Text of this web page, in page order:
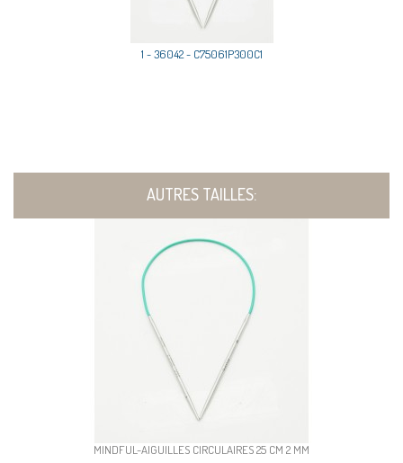
1 - 36042 - C75061P300C1
AUTRES TAILLES:
MINDFUL-AIGUILLES CIRCULAIRES 25 CM 2 MM